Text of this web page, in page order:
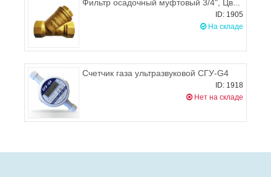
Фильтр осадочный муфтовый 3/4", Цветлит
ID: 1905
На складе
Счетчик газа ультразвуковой СГУ-G4
ID: 1918
Нет на складе